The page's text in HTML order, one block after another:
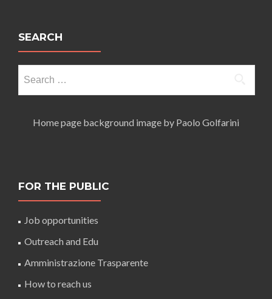
SEARCH
for:
Home page background image by Paolo Golfarini
FOR THE PUBLIC
Job opportunities
Outreach and Edu
Amministrazione Trasparente
How to reach us